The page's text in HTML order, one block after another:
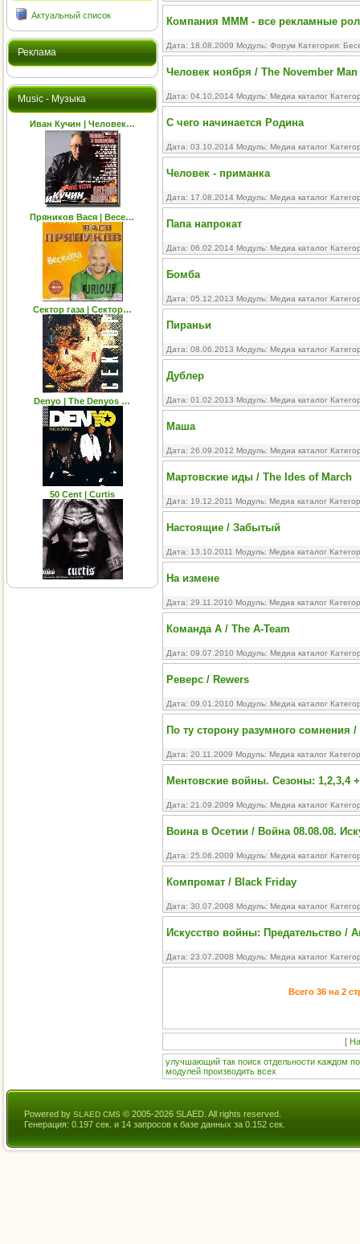
Актуальный список
Реклама
Music - Музыка
Иван Кучин | Человек…
Пряников Вася | Весе…
Сектор газа | Сектор…
Denyo | The Denyos …
50 Cent | Curtis
Компания МMM - все рекламные
Дата: 18.08.2009 Модуль: Форум Категория:
Человек ноября / The November Man
Дата: 04.10.2014 Модуль: Медиа каталог
С чего начинается Родина
Дата: 03.10.2014 Модуль: Медиа каталог
Человек - приманка
Дата: 17.08.2014 Модуль: Медиа каталог
Папа напрокат
Дата: 06.02.2014 Модуль: Медиа каталог
Бомба
Дата: 05.12.2013 Модуль: Медиа каталог
Пираньи
Дата: 08.06.2013 Модуль: Медиа каталог
Дублер
Дата: 01.02.2013 Модуль: Медиа каталог
Маша
Дата: 26.09.2012 Модуль: Медиа каталог
Мартовские иды / The Ides of March
Дата: 19.12.2011 Модуль: Медиа каталог
Настоящие / Забытый
Дата: 13.10.2011 Модуль: Медиа каталог
На измене
Дата: 29.11.2010 Модуль: Медиа каталог
Команда А / The A-Team
Дата: 09.07.2010 Модуль: Медиа каталог
Реверс / Rewers
Дата: 09.01.2010 Модуль: Медиа каталог
По ту сторону разумного сомнения
Дата: 20.11.2009 Модуль: Медиа каталог
Ментовские войны. Сезоны: 1,2,3,4
Дата: 21.09.2009 Модуль: Медиа каталог
Воина в Осетии / Война 08.08.08.
Дата: 25.06.2009 Модуль: Медиа каталог
Компромат / Black Friday
Дата: 30.07.2008 Модуль: Медиа каталог
Искусcтво войны: Предательство /
Дата: 23.07.2008 Модуль: Медиа каталог
Всего 36 на 2
[
улучшающий так поиск отдельности каждом
модулей производить всех
Powered by SLAED CMS © 2005-2026 SLAED. All rights reserved.
Генерация: 0.197 сек. и 14 запросов к базе данных за 0.152 сек.